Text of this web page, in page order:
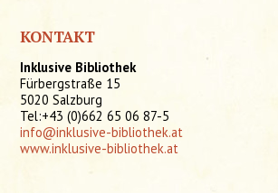
KONTAKT
Inklusive Bibliothek
Fürbergstraße 15
5020 Salzburg
Tel:+43 (0)662 65 06 87-5
info@inklusive-bibliothek.at
www.inklusive-bibliothek.at